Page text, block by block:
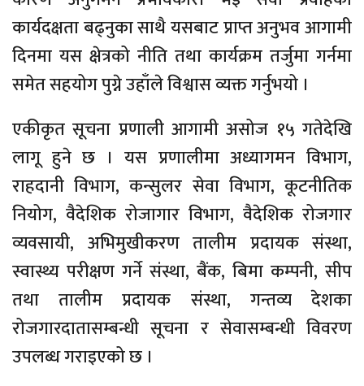
कार्यदक्षता बढ्नुका साथै यसबाट प्राप्त अनुभव आगामी
दिनमा यस क्षेत्रको नीति तथा कार्यक्रम तर्जुमा गर्नमा
समेत सहयोग पुग्ने उहाँले विश्वास व्यक्त गर्नुभयो ।
एकीकृत सूचना प्रणाली आगामी असोज १५ गतेदेखि
लागू हुने छ । यस प्रणालीमा अध्यागमन विभाग,
राहदानी विभाग, कन्सुलर सेवा विभाग, कूटनीतिक
नियोग, वैदेशिक रोजागार विभाग, वैदेशिक रोजगार
व्यवसायी, अभिमुखीकरण तालीम प्रदायक संस्था,
स्वास्थ्य परीक्षण गर्ने संस्था, बैंक, बिमा कम्पनी, सीप
तथा तालीम प्रदायक संस्था, गन्तव्य देशका
रोजगारदातासम्बन्धी सूचना र सेवासम्बन्धी विवरण
उपलब्ध गराइएको छ ।